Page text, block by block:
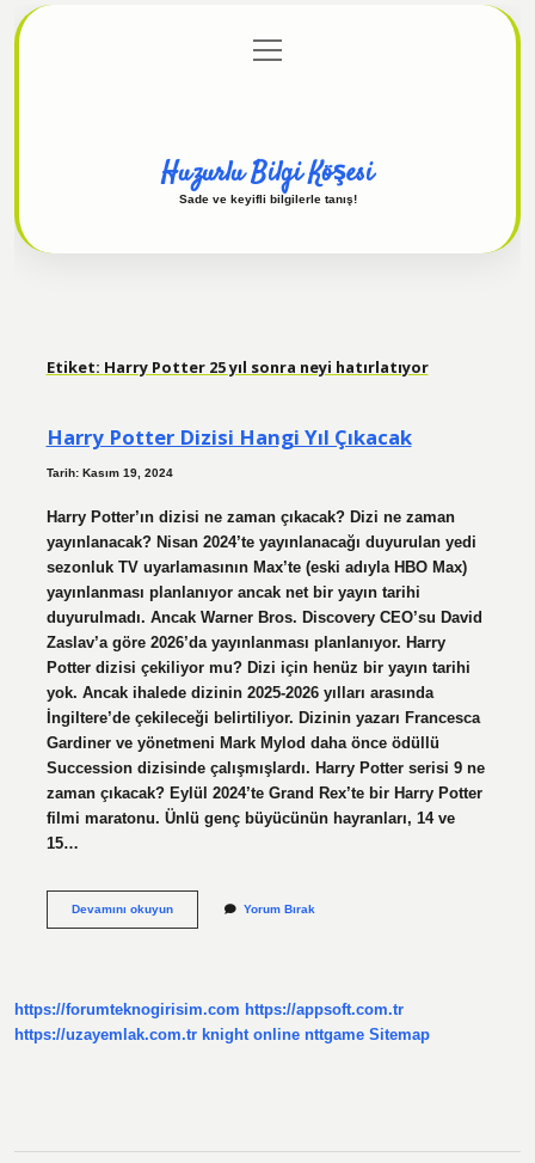
Gizlilik Politikası
menüyü
aç
Huzurlu Bilgi Köşesi
Sade ve keyifli bilgilerle tanış!
Etiket: Harry Potter 25 yıl sonra neyi hatırlatıyor
Harry Potter Dizisi Hangi Yıl Çıkacak
Tarih: Kasım 19, 2024
Harry Potter’ın dizisi ne zaman çıkacak? Dizi ne zaman
yayınlanacak? Nisan 2024’te yayınlanacağı duyurulan yedi
sezonluk TV uyarlamasının Max’te (eski adıyla HBO Max)
yayınlanması planlanıyor ancak net bir yayın tarihi
duyurulmadı. Ancak Warner Bros. Discovery CEO’su David
Zaslav’a göre 2026’da yayınlanması planlanıyor. Harry
Potter dizisi çekiliyor mu? Dizi için henüz bir yayın tarihi
yok. Ancak ihalede dizinin 2025-2026 yılları arasında
İngiltere’de çekileceği belirtiliyor. Dizinin yazarı Francesca
Gardiner ve yönetmeni Mark Mylod daha önce ödüllü
Succession dizisinde çalışmışlardı. Harry Potter serisi 9 ne
zaman çıkacak? Eylül 2024’te Grand Rex’te bir Harry Potter
filmi maratonu. Ünlü genç büyücünün hayranları, 14 ve
15…
Devamını okuyunHarry
Yorum Bırak
https://forumteknogirisim.com https://appsoft.com.tr
https://uzayemlak.com.tr knight online nttgame Sitemap